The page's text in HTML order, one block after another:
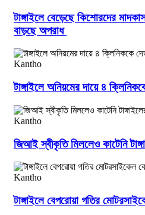
টাঙ্গাইলে বেড়েছে কিশোরদের
বাড়ছে অপরাধ
টাঙ্গাইলে অনিয়মের দায়ে ৪
জিআই স্বীকৃতি মিললেও কাটেনি
টাঙ্গাইলে বেপরোয়া গতির